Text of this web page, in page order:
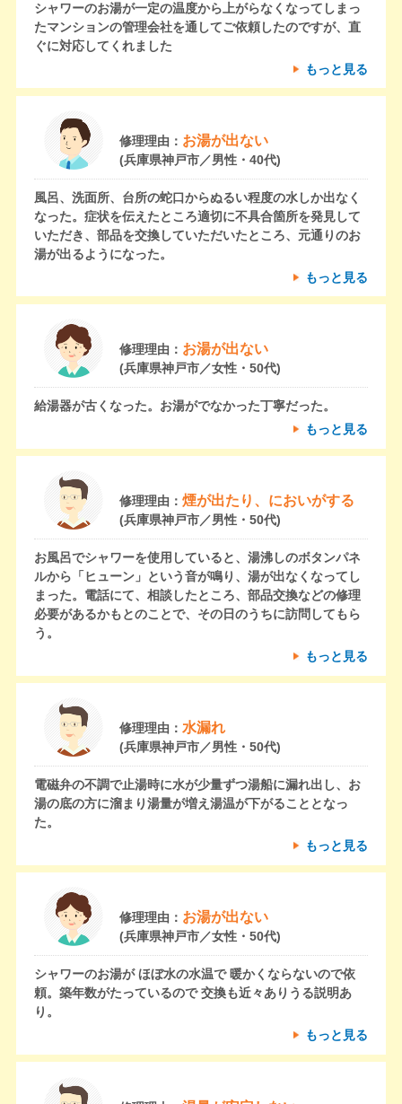
シャワーのお湯が一定の温度から上がらなくなってしまっ
たマンションの管理会社を通してご依頼したのですが、直
ぐに対応してくれました
もっと見る
修理理由： お湯が出ない
(兵庫県神戸市／男性・40代)
風呂、洗面所、台所の蛇口からぬるい程度の水しか出なく
なった。症状を伝えたところ適切に不具合箇所を発見して
いただき、部品を交換していただいたところ、元通りのお
湯が出るようになった。
もっと見る
修理理由： お湯が出ない
(兵庫県神戸市／女性・50代)
給湯器が古くなった。お湯がでなかった丁寧だった。
もっと見る
修理理由： 煙が出たり、においがする
(兵庫県神戸市／男性・50代)
お風呂でシャワーを使用していると、湯沸しのボタンパネ
ルから「ヒューン」という音が鳴り、湯が出なくなってし
まった。電話にて、相談したところ、部品交換などの修理
必要があるかもとのことで、その日のうちに訪問してもら
う。
もっと見る
修理理由： 水漏れ
(兵庫県神戸市／男性・50代)
電磁弁の不調で止湯時に水が少量ずつ湯船に漏れ出し、お
湯の底の方に溜まり湯量が増え湯温が下がることとなっ
た。
もっと見る
修理理由： お湯が出ない
(兵庫県神戸市／女性・50代)
シャワーのお湯が ほぼ水の水温で 暖かくならないので依
頼。築年数がたっているので 交換も近々ありうる説明あ
り。
もっと見る